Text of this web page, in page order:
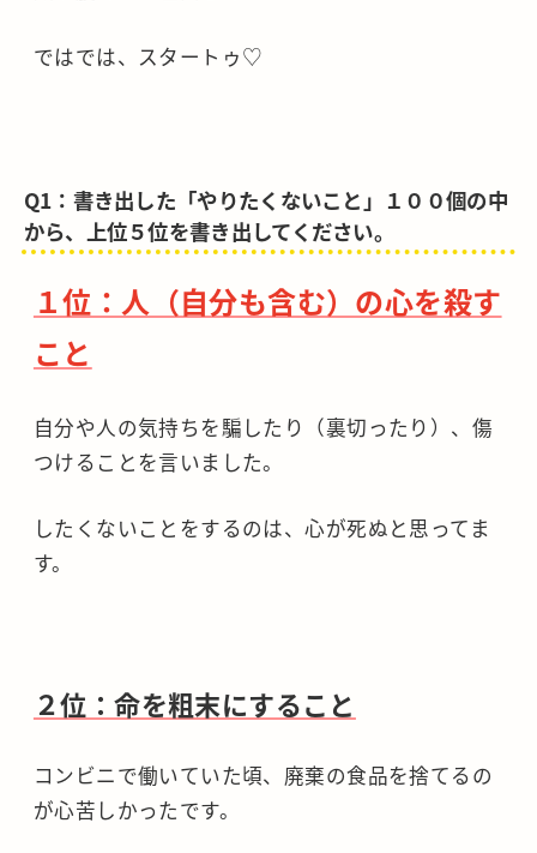
ではでは、スタートゥ♡
Q1：書き出した「やりたくないこと」１００個の中
から、上位５位を書き出してください。
１位：人（自分も含む）の心を殺す
こと
自分や人の気持ちを騙したり（裏切ったり）、傷
つけることを言いました。
したくないことをするのは、心が死ぬと思ってま
す。
２位：命を粗末にすること
コンビニで働いていた頃、廃棄の食品を捨てるの
が心苦しかったです。